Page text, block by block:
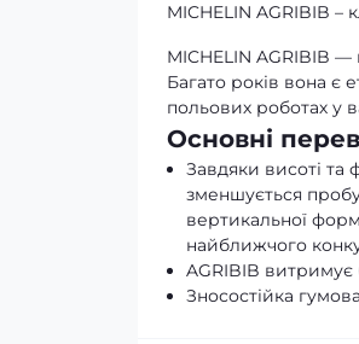
MICHELIN AGRIBIB –
MICHELIN AGRIBIB —
Багато років вона є
польових роботах у
Основні
Завдяки висоті та
зменшується
вертикальної
найближчого
AGRIBIB витримує
Зносостійка